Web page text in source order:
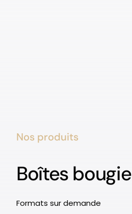
Nos produits
Boîtes bougie
Formats sur demande